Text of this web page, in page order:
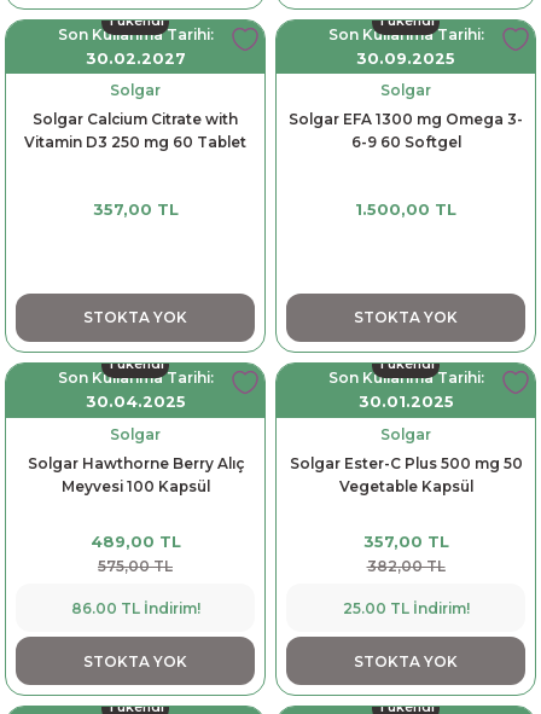
Tükendi
Son Kullanma Tarihi:
30.02.2027
Solgar
Solgar Calcium Citrate with
Vitamin D3 250 mg 60 Tablet
357,00 TL
STOKTA YOK
Tükendi
Son Kullanma Tarihi:
30.09.2025
Solgar
Solgar EFA 1300 mg Omega 3-
6-9 60 Softgel
1.500,00 TL
STOKTA YOK
Tükendi
Son Kullanma Tarihi:
30.04.2025
Solgar
Solgar Hawthorne Berry Alıç
Meyvesi 100 Kapsül
489,00 TL
575,00 TL
86.00 TL İndirim!
STOKTA YOK
Tükendi
Son Kullanma Tarihi:
30.01.2025
Solgar
Solgar Ester-C Plus 500 mg 50
Vegetable Kapsül
357,00 TL
382,00 TL
25.00 TL İndirim!
STOKTA YOK
Tükendi Tükendi